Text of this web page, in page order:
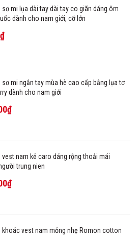
sơ mi lụa dài tay dài tay co giãn dáng ôm
dành cho nam giới, cỡ lớn
sơ mi ngắn tay mùa hè cao cấp bằng lụa tơ
dành cho nam giới
vest nam kẻ caro dáng rộng thoải mái
trung nien
khoác vest nam mỏng nhẹ Romon cotton